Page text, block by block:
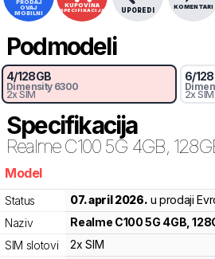
PRODAJ
OVAJ
MOBILNI
KUPOVINA
SPECIFIKACIJA KOMENTARI
UPOREDI
Podmodeli
4/128GB
Dimensity 6300
2x SIM
6/128
2x SIM
Specifikacija
RealmeC100 5G 4GB,
Model
Status 07. april 2026. u prodaji
Naziv
Realme C100 5G 4GB,
SIM slotovi
2x SIM